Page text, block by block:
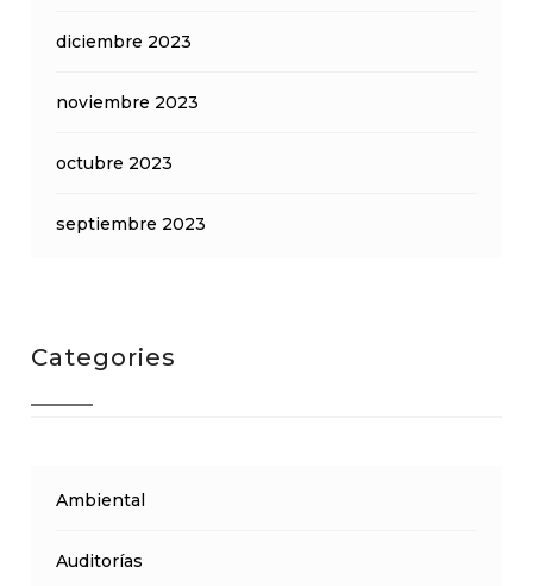
diciembre 2023
noviembre 2023
octubre 2023
septiembre 2023
Categories
Ambiental
Auditorías